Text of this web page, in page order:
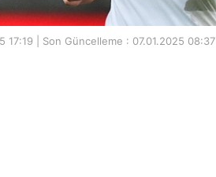
17:19 | Son Güncelleme : 07.01.2025 08:37